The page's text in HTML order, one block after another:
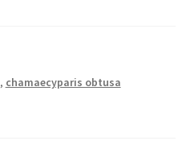
, chamaecyparis obtusa